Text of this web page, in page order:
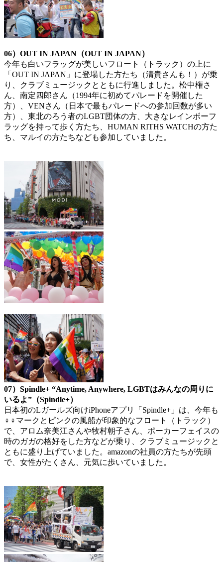
06）OUT IN JAPAN（OUT IN JAPAN）
今年も白いフラッグが美しいフロート（トラック）の上に
「OUT IN JAPAN」に登場した方たち（清貴さんも！）が乗
り、クラブミュージックとともに行進しました。松中権さ
ん、南定四郎さん（1994年に初めてパレードを開催した
方）、VENさん（日本で最もパレードへの参加回数が多い
方）、東北のろう者のLGBT団体の方、大きなレインボーフ
ラッグを持って歩く方たち、HUMAN RITHS WATCHの方た
ち、マルイの方たちなども参加していました。
07）Spindle+ “Anytime, Anywhere, LGBTはみんなの周りに
いるよ”（Spindle+）
日本初のLガールズ向けiPhoneアプリ「Spindle+」は、今年も
♀♀マークとピンクの風船が印象的なフロート（トラック）
で、アロム奈美江さんや牧村朝子さん、ポーカーフェイスの
時のガガの格好をした方などが乗り、クラブミュージックと
ともに盛り上げていました。amazonの社員の方たちが先頭
で、女性がたくさん、元気に歩いていました。